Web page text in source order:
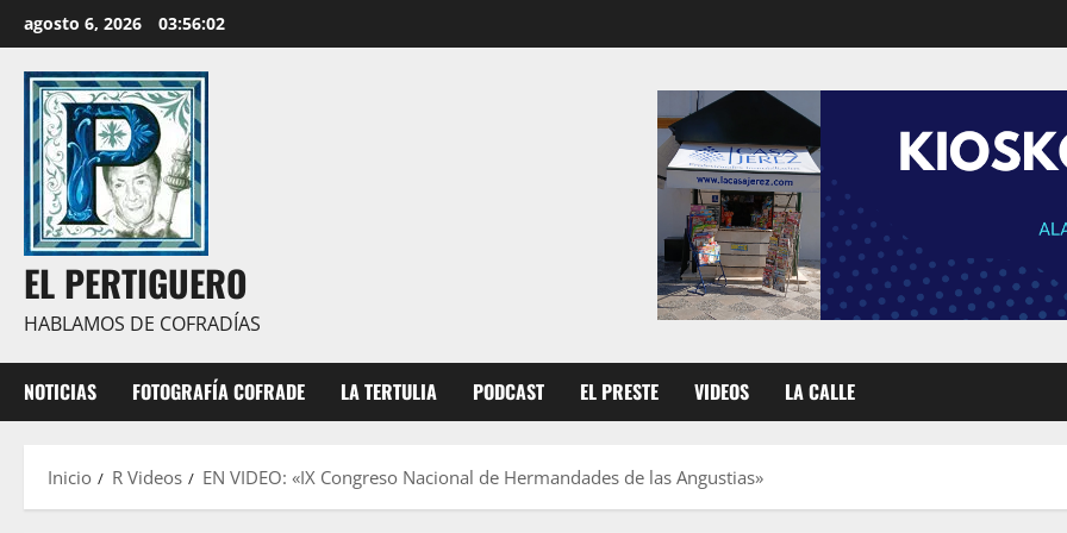
al
contenido
agosto 6, 2026 03:56:03
EL PERTIGUERO
HABLAMOS DE COFRADÍAS
NOTICIAS FOTOGRAFÍA COFRADE LA TERTULIA PODCAST EL PRESTE VIDEOS LA CALLE
Inicio R Videos EN VIDEO: «IX Congreso Nacional de Hermandades de las Angustias»